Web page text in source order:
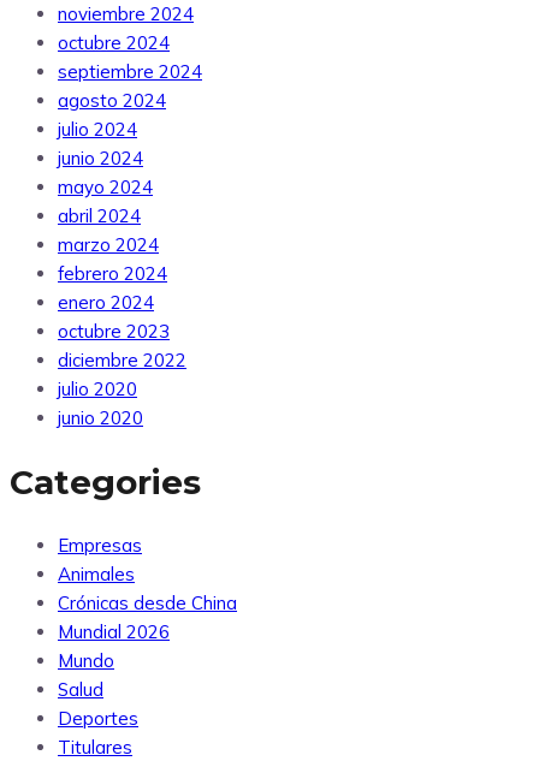
noviembre 2024
octubre 2024
septiembre 2024
agosto 2024
julio 2024
junio 2024
mayo 2024
abril 2024
marzo 2024
febrero 2024
enero 2024
octubre 2023
diciembre 2022
julio 2020
junio 2020
Categories
Empresas
Animales
Crónicas desde China
Mundial 2026
Mundo
Salud
Deportes
Titulares